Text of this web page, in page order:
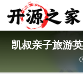
凯叔亲子旅游